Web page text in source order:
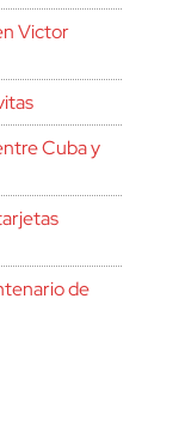
Victor
Cuba y
de